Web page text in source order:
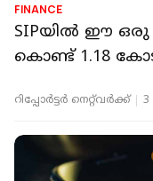
FINANCE
SIPയിൽ ഈ ഒരു
കൊണ്ട് 1.18
റിപ്പോർട്ടർ നെറ്റ്‌വര്‍ക്ക്‌ 3